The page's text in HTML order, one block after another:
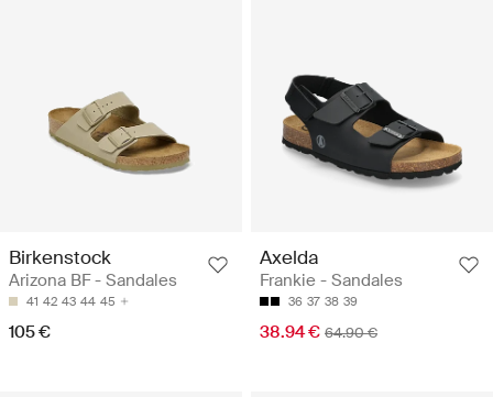
Birkenstock
Arizona BF - Sandales
41 42 43 44 45
105 €
Axelda
Frankie - Sandales
36 37 38 39
38.94 € 64.90 €